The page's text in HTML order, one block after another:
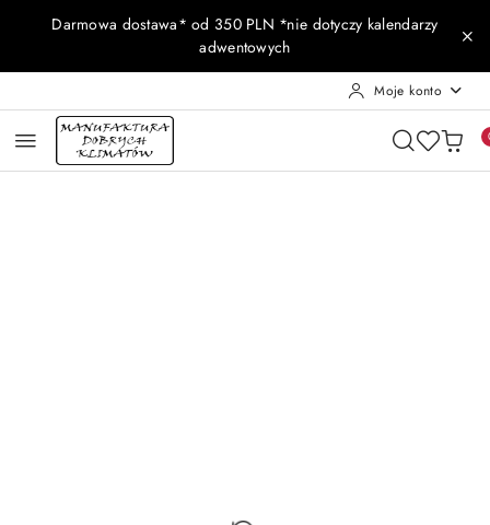
Przejdź do treści głównej
Przejdź do wyszukiwarki
Przejdź do moje konto
Przejdź do menu głównego
Przejdź do opisu produktu
Przejdź do stopki
Darmowa dostawa* od 350 PLN *nie dotyczy kalendarzy
adwentowych
Moje konto